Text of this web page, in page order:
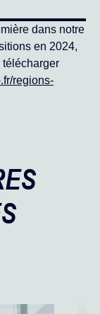
dans notre
en 2024,
télécharger
regions-